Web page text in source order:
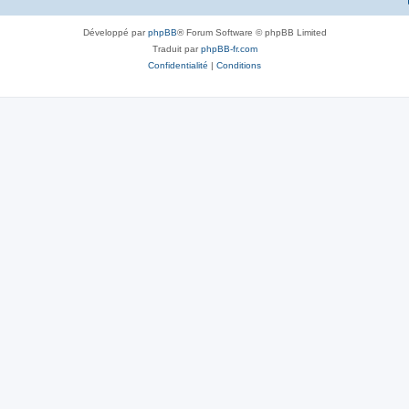
Développé parphpBB® Forum Software © phpBB Limited
Traduit parphpBB-fr.com
Confidentialité | Conditions